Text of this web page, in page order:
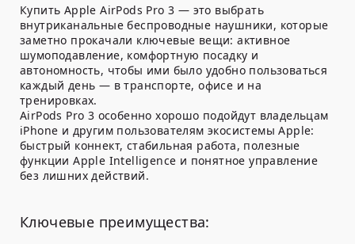
Купить Apple AirPods Pro 3 — это выбрать
внутриканальные беспроводные наушники, которые
заметно прокачали ключевые вещи: активное
шумоподавление, комфортную посадку и
автономность, чтобы ими было удобно пользоваться
каждый день — в транспорте, офисе и на
тренировках.
AirPods Pro 3 особенно хорошо подойдут владельцам
iPhone и другим пользователям экосистемы Apple:
быстрый коннект, стабильная работа, полезные
функции Apple Intelligence и понятное управление
без лишних действий.
Ключевые преимущества: